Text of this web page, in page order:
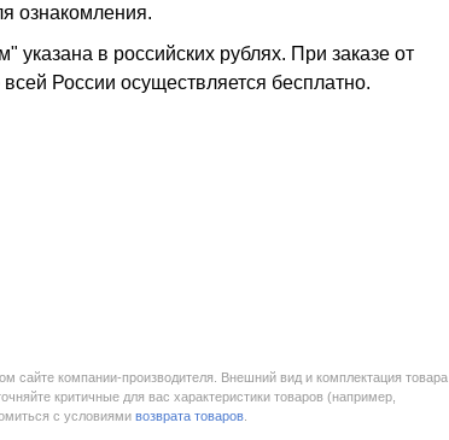
ознакомления.
в российских рублях. При заказе от
России осуществляется бесплатно.
сайте компании-производителя. Внешний вид и комплектация товара
критичные для вас характеристики товаров (например,
с условиями возврата товаров